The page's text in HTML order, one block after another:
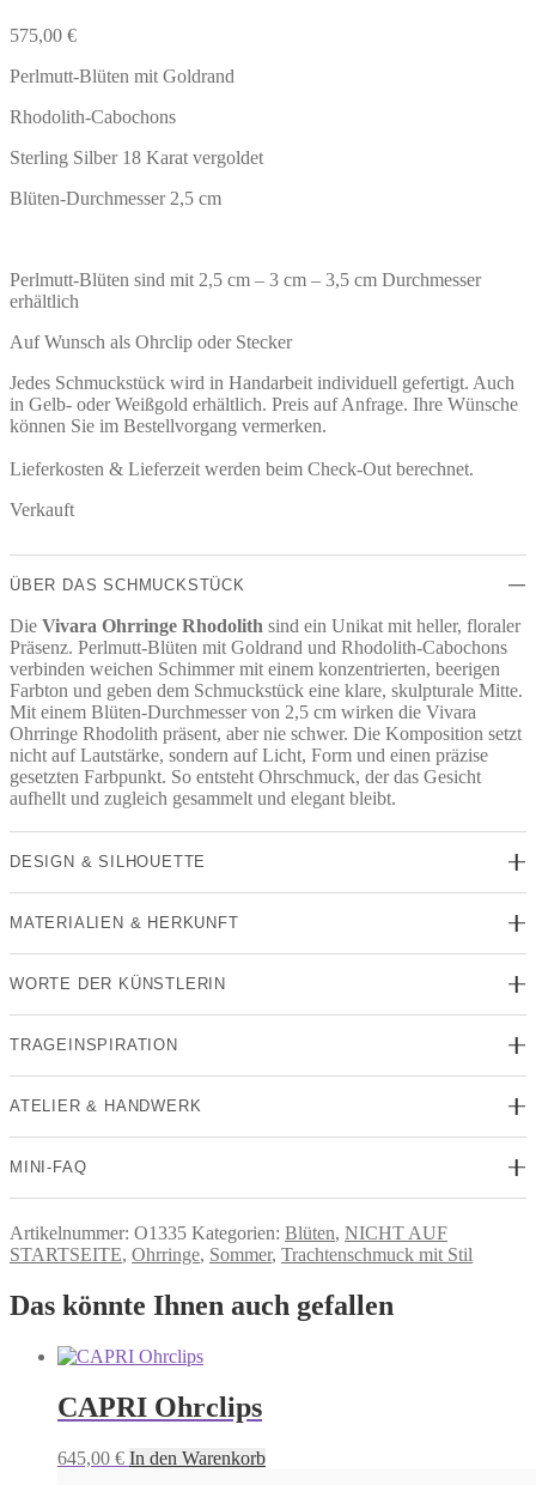
575,00 €
Perlmutt-Blüten mit Goldrand
Rhodolith-Cabochons
Sterling Silber 18 Karat vergoldet
Blüten-Durchmesser 2,5 cm
Perlmutt-Blüten sind mit 2,5 cm – 3 cm – 3,5 cm Durchmesser
erhältlich
Auf Wunsch als Ohrclip oder Stecker
Jedes Schmuckstück wird in Handarbeit individuell gefertigt. Auch
in Gelb- oder Weißgold erhältlich. Preis auf Anfrage. Ihre Wünsche
können Sie im Bestellvorgang vermerken.
Lieferkosten & Lieferzeit werden beim Check-Out berechnet.
Verkauft
ÜBER DAS SCHMUCKSTÜCK
Die Vivara Ohrringe Rhodolith sind ein Unikat mit heller, floraler
Präsenz. Perlmutt-Blüten mit Goldrand und Rhodolith-Cabochons
verbinden weichen Schimmer mit einem konzentrierten, beerigen
Farbton und geben dem Schmuckstück eine klare, skulpturale Mitte.
Mit einem Blüten-Durchmesser von 2,5 cm wirken die Vivara
Ohrringe Rhodolith präsent, aber nie schwer. Die Komposition setzt
nicht auf Lautstärke, sondern auf Licht, Form und einen präzise
gesetzten Farbpunkt. So entsteht Ohrschmuck, der das Gesicht
aufhellt und zugleich gesammelt und elegant bleibt.
DESIGN & SILHOUETTE
MATERIALIEN & HERKUNFT
WORTE DER KÜNSTLERIN
TRAGEINSPIRATION
ATELIER & HANDWERK
MINI-FAQ
Artikelnummer: O1335 Kategorien: Blüten, NICHT AUF
STARTSEITE, Ohrringe, Sommer, Trachtenschmuck mit Stil
Das könnte Ihnen auch gefallen
CAPRI Ohrclips
645,00 € In den Warenkorb